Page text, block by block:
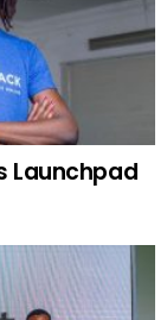
Launchpad